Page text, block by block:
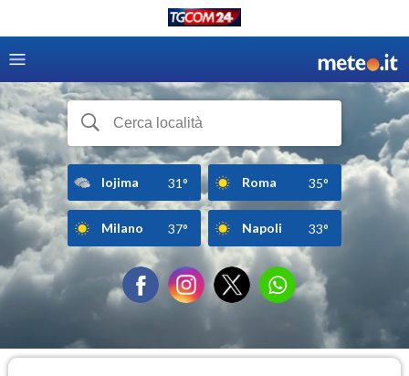
Iojima 31° Roma 35°
Milano 37° Napoli 33°